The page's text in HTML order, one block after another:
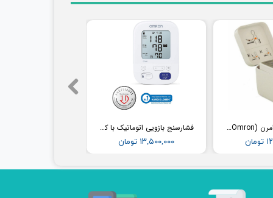
فشارسنج بازویی اتوماتیک با کاف پهن امرن (OMRON) مدل M3
۱۳,۵۰۰,۰۰۰ تومان
فشارسنج مچی امرن (Omron) مدل RS2